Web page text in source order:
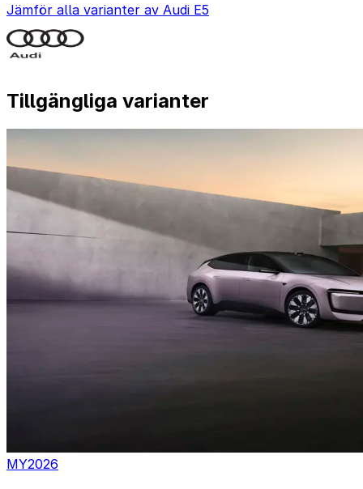
Jämför alla varianter av Audi E5
Tillgängliga varianter
MY2026